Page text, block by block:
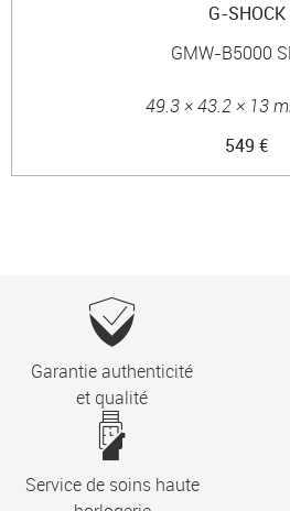
G-SHOCK
GMW-B5000
49.3 × 43.2 × 13
549 €
Garantie authenticité
et qualité
Service de soins haute